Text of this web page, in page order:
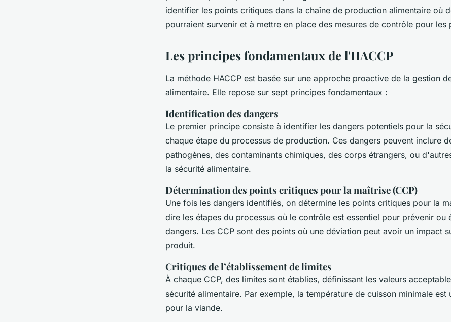
identifier les points critiques dans la chaîne de production alimentaire où
pourraient survenir et à mettre en place des mesures de contrôle pour les
Les principes fondamentaux de l'HACCP
La méthode HACCP est basée sur une approche proactive de la gestion
alimentaire. Elle repose sur sept principes fondamentaux :
Identification des dangers
Le premier principe consiste à identifier les dangers potentiels pour la
chaque étape du processus de production. Ces dangers peuvent inclure
pathogènes, des contaminants chimiques, des corps étrangers, ou
la sécurité alimentaire.
Détermination des points critiques pour la maîtrise (CCP)
Une fois les dangers identifiés, on détermine les points critiques pour la
dire les étapes du processus où le contrôle est essentiel pour prévenir ou
dangers. Les CCP sont des points où une déviation peut avoir un impact
produit.
Critiques de l’établissement de limites
À chaque CCP, des limites sont établies, définissant les valeurs
sécurité alimentaire. Par exemple, la température de cuisson minimale est
pour la viande.